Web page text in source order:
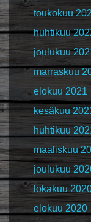
toukokuu
huhtikuu
joulukuu
marraskuu
elokuu 2021
kesäkuu
huhtikuu
maaliskuu
joulukuu
lokakuu
elokuu 2020